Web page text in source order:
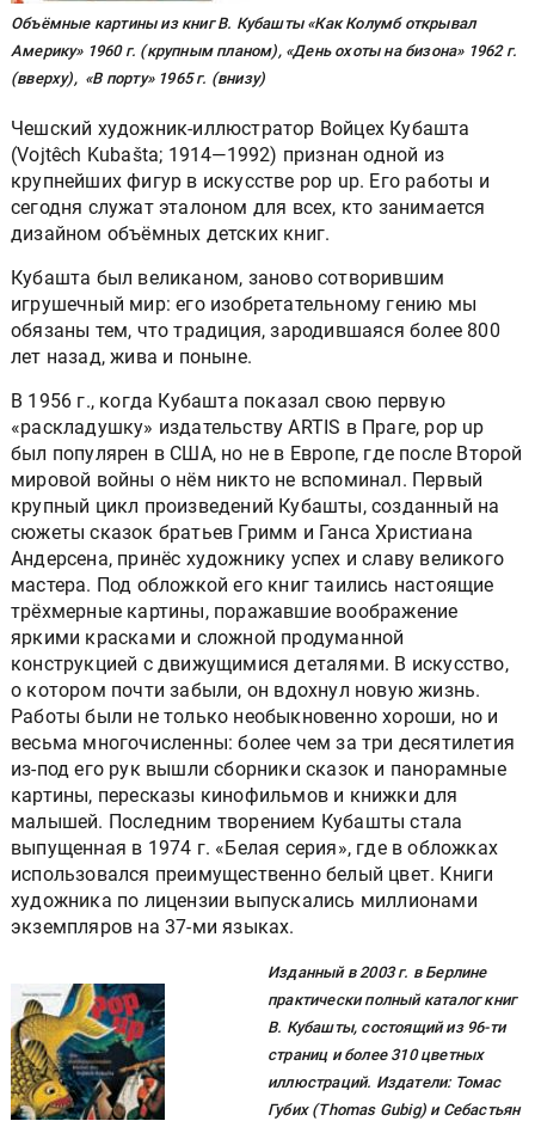
Объёмные картины из книг В. Кубашты «Как Колумб открывал
Америку» 1960 г. (крупным планом), «День охоты на бизона» 1962 г.
(вверху), «В порту» 1965 г. (внизу)
Чешский художник-иллюстратор Войцех Кубашта
(Vojtêch Kubašta; 1914—1992) признан одной из
крупнейших фигур в искусстве pop up. Его работы и
сегодня служат эталоном для всех, кто занимается
дизайном объёмных детских книг.
Кубашта был великаном, заново сотворившим
игрушечный мир: его изобретательному гению мы
обязаны тем, что традиция, зародившаяся более 800
лет назад, жива и поныне.
В 1956 г., когда Кубашта показал свою первую
«раскладушку» издательству ARTIS в Праге, pop up
был популярен в США, но не в Европе, где после Второй
мировой войны о нём никто не вспоминал. Первый
крупный цикл произведений Кубашты, созданный на
сюжеты сказок братьев Гримм и Ганса Христиана
Андерсена, принёс художнику успех и славу великого
мастера. Под обложкой его книг таились настоящие
трёхмерные картины, поражавшие воображение
яркими красками и сложной продуманной
конструкцией с движущимися деталями. В искусство,
о котором почти забыли, он вдохнул новую жизнь.
Работы были не только необыкновенно хороши, но и
весьма многочисленны: более чем за три десятилетия
из-под его рук вышли сборники сказок и панорамные
картины, пересказы кинофильмов и книжки для
малышей. Последним творением Кубашты стала
выпущенная в 1974 г. «Белая серия», где в обложках
использовался преимущественно белый цвет. Книги
художника по лицензии выпускались миллионами
экземпляров на 37-ми языках.
Изданный в 2003 г. в Берлине
практически полный каталог книг
В. Кубашты, состоящий из 96-ти
страниц и более 310 цветных
иллюстраций. Издатели: Томас
Губих (Thomas Gubig) и Себастьян